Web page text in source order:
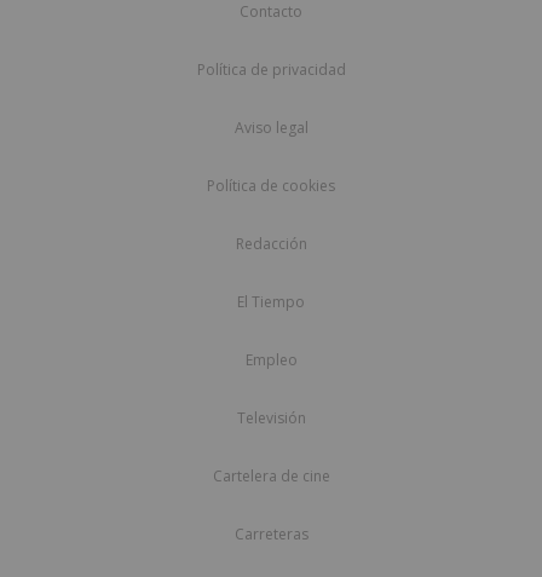
Contacto
Política de privacidad
Aviso legal
Política de cookies
Redacción
El Tiempo
Empleo
Televisión
Cartelera de cine
Carreteras